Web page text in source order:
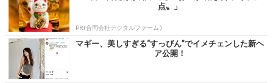
点〟」
PR(合同会社デジタルファーム )
マギー、美しすぎる“すっぴん”でイメチェンした新ヘ
ア公開！